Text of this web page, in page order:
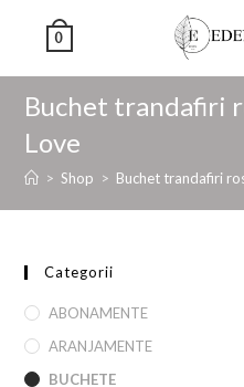
0
Buchet trandafiri
Love
> Shop > Buchet trandafiri
Categorii
ABONAMENTE
ARANJAMENTE
BUCHETE